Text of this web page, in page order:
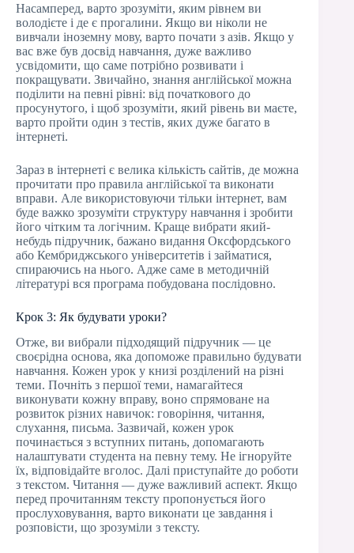
Насамперед, варто зрозуміти, яким рівнем ви
володієте і де є прогалини. Якщо ви ніколи не
вивчали іноземну мову, варто почати з азів. Якщо у
вас вже був досвід навчання, дуже важливо
усвідомити, що саме потрібно розвивати і
покращувати. Звичайно, знання англійської можна
поділити на певні рівні: від початкового до
просунутого, і щоб зрозуміти, який рівень ви маєте,
варто пройти один з тестів, яких дуже багато в
інтернеті.
Зараз в інтернеті є велика кількість сайтів, де можна
прочитати про правила англійської та виконати
вправи. Але використовуючи тільки інтернет, вам
буде важко зрозуміти структуру навчання і зробити
його чітким та логічним. Краще вибрати який-
небудь підручник, бажано видання Оксфордського
або Кембриджського університетів і займатися,
спираючись на нього. Адже саме в методичній
літературі вся програма побудована послідовно.
Крок 3: Як будувати уроки?
Отже, ви вибрали підходящий підручник — це
своєрідна основа, яка допоможе правильно будувати
навчання. Кожен урок у книзі розділений на різні
теми. Почніть з першої теми, намагайтеся
виконувати кожну вправу, воно спрямоване на
розвиток різних навичок: говоріння, читання,
слухання, письма. Зазвичай, кожен урок
починається з вступних питань, допомагають
налаштувати студента на певну тему. Не ігноруйте
їх, відповідайте вголос. Далі приступайте до роботи
з текстом. Читання — дуже важливий аспект. Якщо
перед прочитанням тексту пропонується його
прослуховування, варто виконати це завдання і
розповісти, що зрозуміли з тексту.